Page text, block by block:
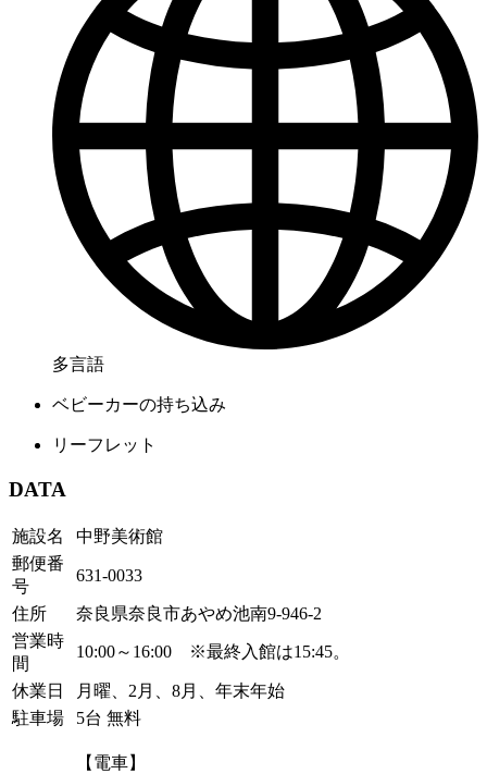
多言語
ベビーカーの持ち込み
リーフレット
DATA
施設名
中野美術館
郵便番
号
631-0033
住所
奈良県奈良市あやめ池南9-946-2
営業時
間
10:00～16:00 ※最終入館は15:45。
休業日
月曜、2月、8月、年末年始
駐車場
5台 無料
【電車】